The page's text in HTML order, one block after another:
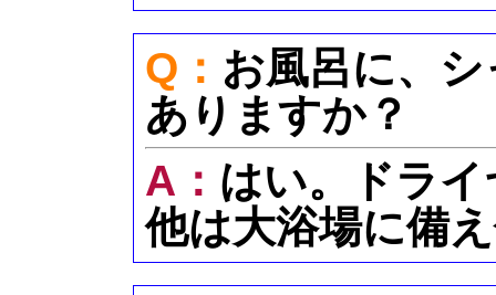
Q： お風呂に、
ありますか？
A： はい。ドラ
他は大浴場に備